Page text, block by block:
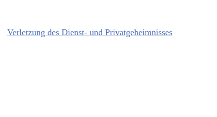
Verletzung des Dienst- und Privatgeheimnisses